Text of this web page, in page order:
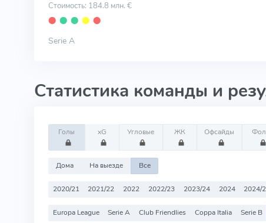
Стоимость: 184.8 млн. €
⬤ ⬤ ⬤ ⬤ ⬤
Serie A
Статистика команды и
Голы xG Угловые ЖК Офсайды
Дома На выезде Все
2020/21 2021/22 2022 2022/23 2023/24 2024 2024/
Europa League Serie A Club Friendlies Coppa Italia Serie B